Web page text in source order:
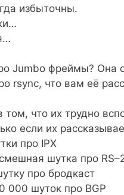
избыточны.
Jumbo фреймы? Она
rsync, что вам её
том, что их трудно
если их
про IPX
шутка про
про бродкаст
000 шуток про BGP